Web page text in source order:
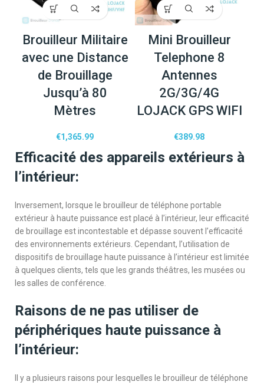
Brouilleur Militaire
avec une Distance
de Brouillage
Jusqu’à 80
Mètres
€1,365.99
Mini Brouilleur
Telephone 8
Antennes
2G/3G/4G
LOJACK GPS WIFI
€389.98
Efficacité des appareils extérieurs à
l’intérieur:
Inversement, lorsque le brouilleur de téléphone portable
extérieur à haute puissance est placé à l’intérieur, leur efficacité
de brouillage est incontestable et dépasse souvent l’efficacité
des environnements extérieurs. Cependant, l’utilisation de
dispositifs de brouillage haute puissance à l’intérieur est limitée
à quelques clients, tels que les grands théâtres, les musées ou
les salles de conférence.
Raisons de ne pas utiliser de
périphériques haute puissance à
l’intérieur:
Il y a plusieurs raisons pour lesquelles le brouilleur de téléphone